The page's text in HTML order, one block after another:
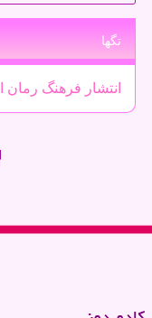
تگها
انتشار فرهنگ رمان